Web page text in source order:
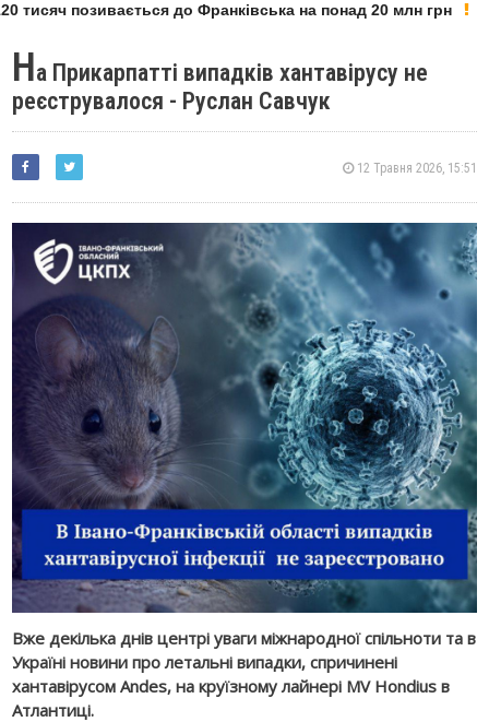
позивається до Франківська на понад 20 млн грн
На Прикарпатті випадків хантавірусу не
реєструвалося - Руслан Савчук
12 Травня 2026, 15:51
Вже декілька днів центрі уваги міжнародної спільноти та в
Україні новини про летальні випадки, спричинені
хантавірусом Andes, на круїзному лайнері MV Hondius в
Атлантиці.